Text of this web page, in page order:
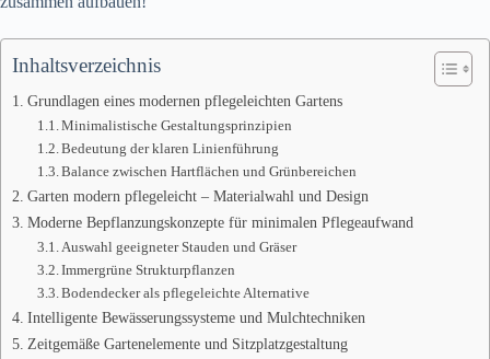
Inhaltsverzeichnis
Grundlagen eines modernen pflegeleichten Gartens
Minimalistische Gestaltungsprinzipien
Bedeutung der klaren Linienführung
Balance zwischen Hartflächen und Grünbereichen
Garten modern pflegeleicht – Materialwahl und Design
Moderne Bepflanzungskonzepte für minimalen Pflegeaufwand
Auswahl geeigneter Stauden und Gräser
Immergrüne Strukturpflanzen
Bodendecker als pflegeleichte Alternative
Intelligente Bewässerungssysteme und Mulchtechniken
Zeitgemäße Gartenelemente und Sitzplatzgestaltung